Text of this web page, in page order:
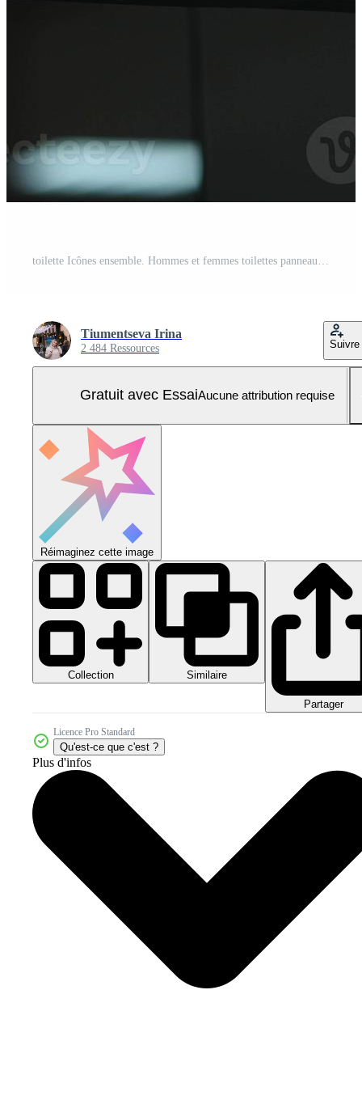
Tiumentseva Irina
2 484 Ressources Suivre
Gratuit avec EssaiAucune attribution requise
Réimaginez cette image
Collection Similaire
Partager
Licence Pro Standard
Qu'est-ce que c'est ?
Plus d'infos